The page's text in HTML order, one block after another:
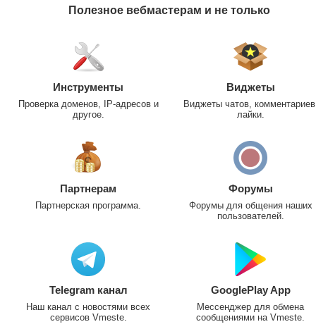
Полезное вебмастерам и не только
Инструменты
Проверка доменов, IP-адресов и
другое.
Виджеты
Виджеты чатов,
лайки.
Партнерам
Партнерская программа.
Форумы
Форумы для общения наших
пользователей.
Telegram канал
Наш канал с новостями всех
сервисов Vmeste.
GooglePlay App
Мессенджер для обмена
сообщениями на Vmeste.